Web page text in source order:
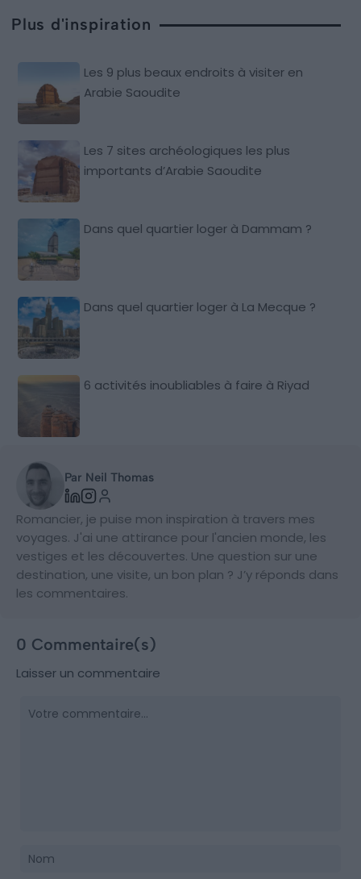
Plus d'inspiration
Les 9 plus beaux endroits à visiter en
Arabie Saoudite
Les 7 sites archéologiques les plus
importants d’Arabie Saoudite
Dans quel quartier loger à Dammam ?
Dans quel quartier loger à La Mecque ?
6 activités inoubliables à faire à Riyad
Par Neil Thomas
Romancier, je puise mon inspiration à travers mes
voyages. J'ai une attirance pour l'ancien monde, les
vestiges et les découvertes. Une question sur une
destination, une visite, un bon plan ? J’y réponds dans
les commentaires.
0 Commentaire(s)
Laisser un commentaire